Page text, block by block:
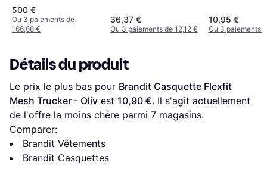
500 €
Ou 3 paiements de
166,66 €
36,37 €
Ou 3 paiements de 12,12 €
10,95 €
Ou 3 paiements
Détails du produit
Le prix le plus bas pour Brandit Casquette Flexfit
Mesh Trucker - Oliv est 10,90 €. Il s'agit actuellement
de l'offre la moins chère parmi 7 magasins.
Comparer:
Brandit Vêtements
Brandit Casquettes